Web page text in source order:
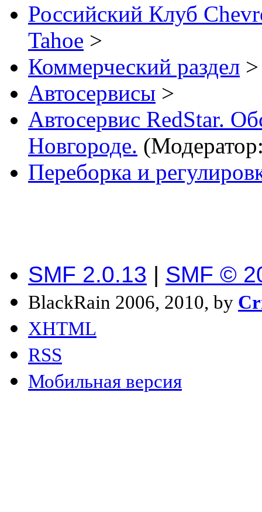
Российский Клуб
Tahoe >
Коммерческий раздел >
Автосервисы >
Автосервис RedStar.
Новгороде.
Переборка и
SMF 2.0.13 | SMF ©
BlackRain 2006, 2010, by
XHTML
RSS
Мобильная версия